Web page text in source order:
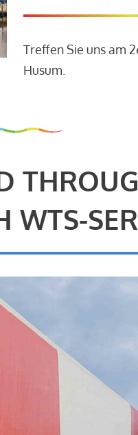
Treffen Sie uns am
Husum.
WTS-